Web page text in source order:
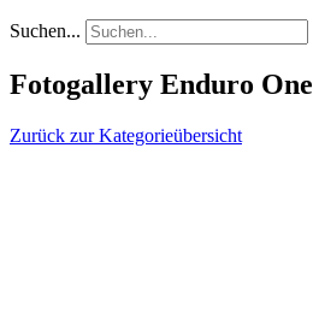
Suchen...
Fotogallery Enduro One
Zurück zur Kategorieübersicht